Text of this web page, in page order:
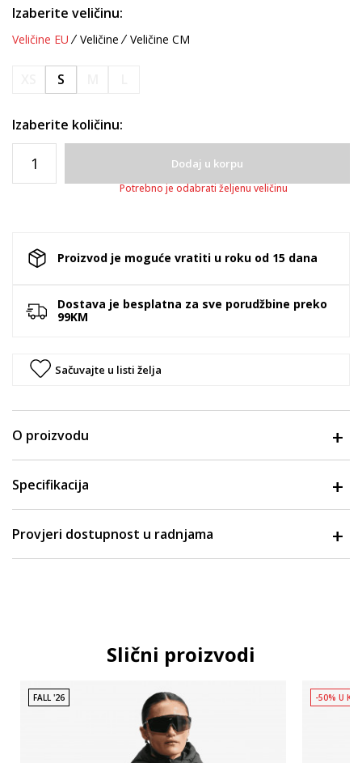
Izaberite veličinu:
Veličine EU Veličine Veličine CM
S
Izaberite količinu:
Dodaj u korpu
Potrebno je odabrati željenu veličinu
Proizvod je moguće vratiti u roku od 15 dana
Dostava je besplatna za sve porudžbine preko
99KM
Sačuvajte u listi želja
O proizvodu
Specifikacija
Provjeri dostupnost u radnjama
Slični proizvodi
FALL '26 -50% U